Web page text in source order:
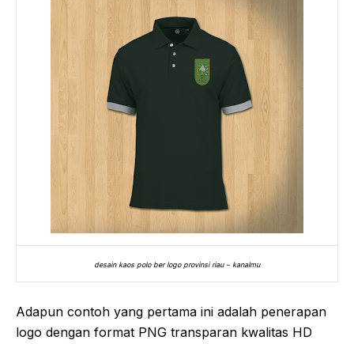
desain kaos polo ber logo provinsi riau – kanalmu
Adapun contoh yang pertama ini adalah penerapan
logo dengan format PNG transparan kwalitas HD